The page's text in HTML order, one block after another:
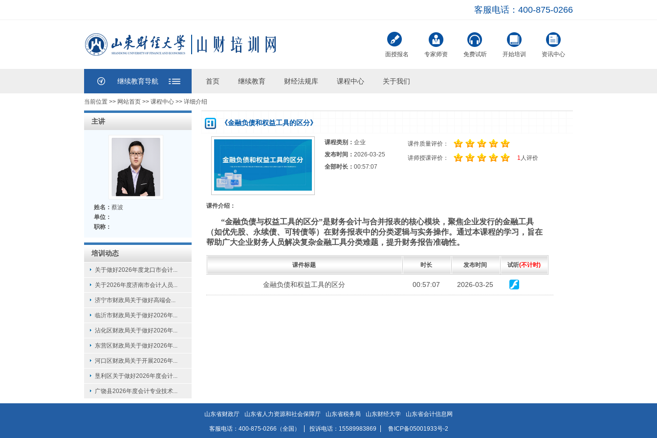
客服电话：400-875-0266
面授报名 专家师资 免费试听 开始培训 资讯中心
继续教育导航 首页 继续教育 财经法规库 课程中心 关于我们
当前位置 >> 网站首页 >> 课程中心 >> 详细介绍
主讲
姓名： 蔡波
单位：
职称：
培训动态
关于做好2026年度龙口市会计...
关于2026年度济南市会计人员...
济宁市财政局关于做好高端会...
临沂市财政局关于做好2026年...
沾化区财政局关于做好2026年...
东营区财政局关于做好2026年...
河口区财政局关于开展2026年...
垦利区关于做好2026年度会计...
广饶县2026年度会计专业技术...
《金融负债和权益工具的区分》
课程类别： 企业
发布时间： 2026-03-25
全部时长： 00:57:07
课件质量评价：
讲师授课评价： 1 人评价
课件介绍：
“金融负债与权益工具的区分”是财务会计与合并报表的核心模块，聚焦企业发行的金融工具
（如优先股、永续债、可转债等）在财务报表中的分类逻辑与实务操作。通过本课程的学习，旨在
帮助广大企业财务人员解决复杂金融工具分类难题，提升财务报告准确性。
课件标题 时长 发布时间 试听(不计时)
金融负债和权益工具的区分 00:57:07 2026-03-25
山东省财政厅 山东省人力资源和社会保障厅 山东省税务局 山东财经大学 山东省会计信息网
客服电话：400-875-0266（全国） 投诉电话：15589983869 鲁ICP备05001933号-2